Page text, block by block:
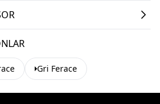
Gri Ferace